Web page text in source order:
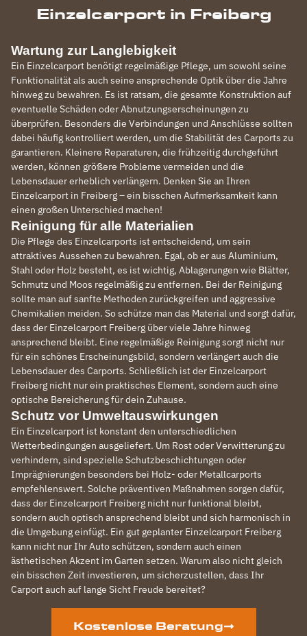
Einzelcarport in Freiberg
Wartung zur Langlebigkeit
Ein Einzelcarport benötigt regelmäßige Pflege, um sowohl seine
Funktionalität als auch seine ansprechende Optik über die Jahre
hinweg zu bewahren. Es ist ratsam, die gesamte Konstruktion auf
eventuelle Schäden oder Abnutzungserscheinungen zu
überprüfen. Besonders die Verbindungen und Anschlüsse sollten
dabei häufig kontrolliert werden, um die Stabilität des Carports zu
garantieren. Kleinere Reparaturen, die frühzeitig durchgeführt
werden, können größere Probleme vermeiden und die
Lebensdauer erheblich verlängern. Denken Sie an Ihren
Einzelcarport in Freiberg – ein bisschen Aufmerksamkeit kann
einen großen Unterschied machen!
Reinigung für alle Materialien
Die Pflege des Einzelcarports ist entscheidend, um sein
attraktives Aussehen zu bewahren. Egal, ob er aus Aluminium,
Stahl oder Holz besteht, es ist wichtig, Ablagerungen wie Blätter,
Schmutz und Moos regelmäßig zu entfernen. Bei der Reinigung
sollte man auf sanfte Methoden zurückgreifen und aggressive
Chemikalien meiden. So schütze man das Material und sorgt dafür,
dass der Einzelcarport Freiberg über viele Jahre hinweg
ansprechend bleibt. Eine regelmäßige Reinigung sorgt nicht nur
für ein schönes Erscheinungsbild, sondern verlängert auch die
Lebensdauer des Carports. Schließlich ist der Einzelcarport
Freiberg nicht nur ein praktisches Element, sondern auch eine
optische Bereicherung für dein Zuhause.
Schutz vor Umweltauswirkungen
Ein Einzelcarport ist konstant den unterschiedlichen
Wetterbedingungen ausgeliefert. Um Rost oder Verwitterung zu
verhindern, sind spezielle Schutzbeschichtungen oder
Imprägnierungen besonders bei Holz- oder Metallcarports
empfehlenswert. Solche präventiven Maßnahmen sorgen dafür,
dass der Einzelcarport Freiberg nicht nur funktional bleibt,
sondern auch optisch ansprechend bleibt und sich harmonisch in
die Umgebung einfügt. Ein gut geplanter Einzelcarport Freiberg
kann nicht nur Ihr Auto schützen, sondern auch einen
ästhetischen Akzent im Garten setzen. Warum also nicht gleich
ein bisschen Zeit investieren, um sicherzustellen, dass Ihr
Carport auch auf lange Sicht Freude bereitet?
Kostenlose Beratung